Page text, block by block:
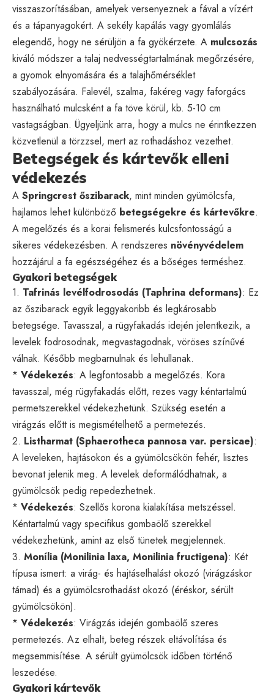
visszaszorításában, amelyek versenyeznek a fával a vízért
és a tápanyagokért. A sekély kapálás vagy gyomlálás
elegendő, hogy ne sérüljön a fa gyökérzete. A mulcsozás
kiváló módszer a talaj nedvességtartalmának megőrzésére,
a gyomok elnyomására és a talajhőmérséklet
szabályozására. Falevél, szalma, fakéreg vagy faforgács
használható mulcsként a fa töve körül, kb. 5-10 cm
vastagságban. Ügyeljünk arra, hogy a mulcs ne érintkezzen
közvetlenül a törzzsel, mert az rothadáshoz vezethet.
Betegségek és kártevők elleni
védekezés
A Springcrest őszibarack, mint minden gyümölcsfa,
hajlamos lehet különböző betegségekre és kártevőkre.
A megelőzés és a korai felismerés kulcsfontosságú a
sikeres védekezésben. A rendszeres növényvédelem
hozzájárul a fa egészségéhez és a bőséges terméshez.
Gyakori betegségek
1. Tafrinás levélfodrosodás (Taphrina deformans): Ez
az őszibarack egyik leggyakoribb és legkárosabb
betegsége. Tavasszal, a rügyfakadás idején jelentkezik, a
levelek fodrosodnak, megvastagodnak, vöröses színűvé
válnak. Később megbarnulnak és lehullanak.
* Védekezés: A legfontosabb a megelőzés. Kora
tavasszal, még rügyfakadás előtt, rezes vagy kéntartalmú
permetszerekkel védekezhetünk. Szükség esetén a
virágzás előtt is megismételhető a permetezés.
2. Listharmat (Sphaerotheca pannosa var. persicae):
A leveleken, hajtásokon és a gyümölcsökön fehér, lisztes
bevonat jelenik meg. A levelek deformálódhatnak, a
gyümölcsök pedig repedezhetnek.
* Védekezés: Szellős korona kialakítása metszéssel.
Kéntartalmú vagy specifikus gombaölő szerekkel
védekezhetünk, amint az első tünetek megjelennek.
3. Monília (Monilinia laxa, Monilinia fructigena): Két
típusa ismert: a virág- és hajtáselhalást okozó (virágzáskor
támad) és a gyümölcsrothadást okozó (éréskor, sérült
gyümölcsökön).
* Védekezés: Virágzás idején gombaölő szeres
permetezés. Az elhalt, beteg részek eltávolítása és
megsemmisítése. A sérült gyümölcsök időben történő
leszedése.
Gyakori kártevők